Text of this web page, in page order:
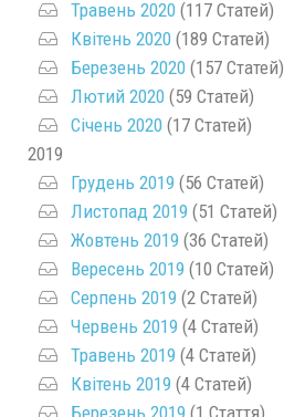
Травень 2020 (117 Статей)
Квітень 2020 (189 Статей)
Березень 2020 (157 Статей)
Лютий 2020 (59 Статей)
Січень 2020 (17 Статей)
2019
Грудень 2019 (56 Статей)
Листопад 2019 (51 Статей)
Жовтень 2019 (36 Статей)
Вересень 2019 (10 Статей)
Серпень 2019 (2 Статей)
Червень 2019 (4 Статей)
Травень 2019 (4 Статей)
Квітень 2019 (4 Статей)
Березень 2019 (1 Стаття)